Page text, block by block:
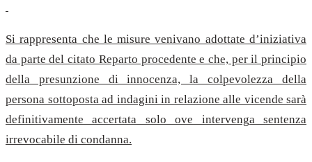
Si rappresenta che le misure venivano adottate d’iniziativa
da parte del citato Reparto procedente e che, per il principio
della presunzione di innocenza, la colpevolezza della
persona sottoposta ad indagini in relazione alle vicende sarà
definitivamente accertata solo ove intervenga sentenza
irrevocabile di condanna.